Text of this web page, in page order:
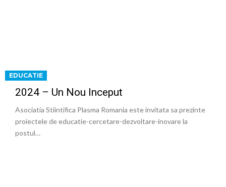
EDUCATIE
2024 – Un Nou Inceput
Asociatia Stiintifica Plasma Romania este invitata sa prezinte
proiectele de educatie-cercetare-dezvoltare-inovare la
postul…